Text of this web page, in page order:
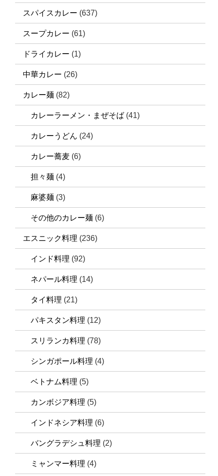
スパイスカレー (637)
スープカレー (61)
ドライカレー (1)
中華カレー (26)
カレー麺 (82)
カレーラーメン・まぜそば (41)
カレーうどん (24)
カレー蕎麦 (6)
担々麺 (4)
麻婆麺 (3)
その他のカレー麺 (6)
エスニック料理 (236)
インド料理 (92)
ネパール料理 (14)
タイ料理 (21)
パキスタン料理 (12)
スリランカ料理 (78)
シンガポール料理 (4)
ベトナム料理 (5)
カンボジア料理 (5)
インドネシア料理 (6)
バングラデシュ料理 (2)
ミャンマー料理 (4)